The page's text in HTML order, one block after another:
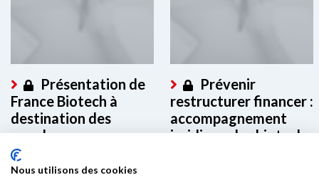
Présentation de
France Biotech à
destination des
membres
Ce contenu est réservé aux
membres. Merci de vous
Prévenir
restructurer financer :
accompagnement
juridique des biotech
Nous utilisons des cookies